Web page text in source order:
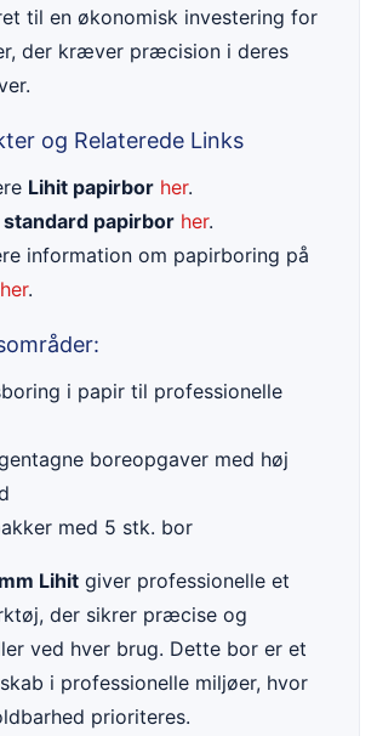
til en økonomisk investering for
der kræver præcision i deres
og Relaterede Links
Lihit papirbor her.
standard papirbor her.
information om papirboring på
her.
i papir til professionelle
boreopgaver med høj
med 5 stk. bor
Lihit giver professionelle et
der sikrer præcise og
ved hver brug. Dette bor er et
i professionelle miljøer, hvor
prioriteres.